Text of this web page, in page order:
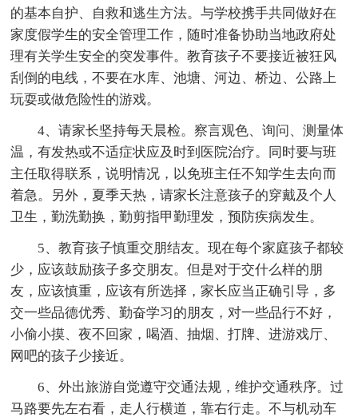
的基本自护、自救和逃生方法。与学校携手共同做好在
家度假学生的安全管理工作，随时准备协助当地政府处
理有关学生安全的突发事件。教育孩子不要接近被狂风
刮倒的电线，不要在水库、池塘、河边、桥边、公路上
玩耍或做危险性的游戏。
4、请家长坚持每天晨检。察言观色、询问、测量体
温，有发热或不适症状应及时到医院治疗。同时要与班
主任取得联系，说明情况，以免班主任不知学生去向而
着急。另外，夏季天热，请家长注意孩子的穿戴及个人
卫生，勤洗勤换，勤剪指甲勤理发，预防疾病发生。
5、教育孩子慎重交朋结友。现在每个家庭孩子都较
少，应该鼓励孩子多交朋友。但是对于交什么样的朋
友，应该慎重，应该有所选择，家长应当正确引导，多
交一些品德优秀、勤奋学习的朋友，对一些品行不好，
小偷小摸、夜不回家，喝酒、抽烟、打牌、进游戏厅、
网吧的孩子少接近。
6、外出旅游自觉遵守交通法规，维护交通秩序。过
马路要先左右看，走人行横道，靠右行走。不与机动车